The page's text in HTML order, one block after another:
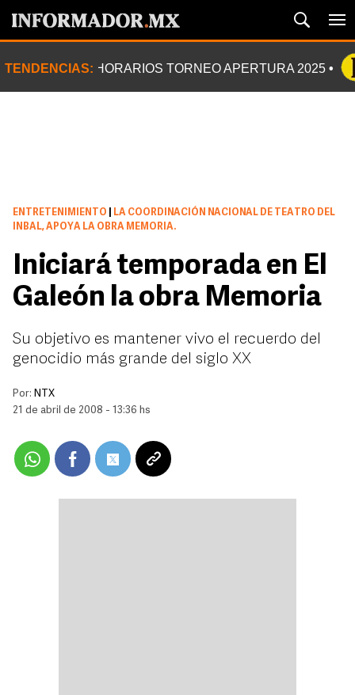
TENDENCIAS: HORARIOS TORNEO APERTURA 2025
ENTRETENIMIENTO
LA COORDINACIÓN NACIONAL DE TEATRO DEL
INBAL, APOYA LA OBRA MEMORIA.
Iniciará temporada en El
Galeón la obra Memoria
Su objetivo es mantener vivo el recuerdo del
genocidio más grande del siglo XX
Por: NTX
21 de abril de 2008 - 13:36 hs